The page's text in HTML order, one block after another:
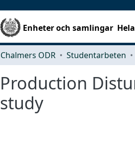
Enheter och samlingar
Chalmers ODR Studentarbeten
Production
study